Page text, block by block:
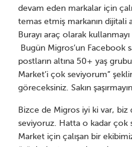
devam eden markalar için
temas etmiş markanın dijitali
Burayı araç olarak
Bugün Migros’un Facebook
postların altına 50+ yaş
Market’i çok seviyorum”
göreceksiniz. Sakın
Bizce de Migros iyi ki var, biz
seviyoruz. Hatta o kadar çok
Market için çalışan bir